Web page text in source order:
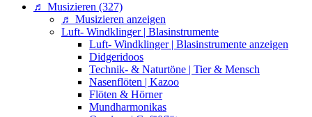
♬ Musizieren (327)
♬ Musizieren anzeigen
Luft- Windklinger | Blasinstrumente
Luft- Windklinger | Blasinstrumente anzeigen
Didgeridoos
Technik- & Naturtöne | Tier & Mensch
Nasenflöten | Kazoo
Flöten & Hörner
Mundharmonikas